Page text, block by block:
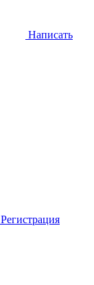
Написать
Регистрация